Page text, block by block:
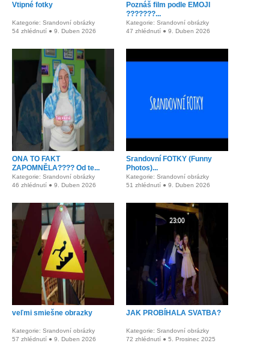
Vtipné fotky
Kategorie: Srandovní obrázky
54 zhlédnutí ● 9. Duben 2026
Poznáš film podle EMOJI
???????...
Kategorie: Srandovní obrázky
47 zhlédnutí ● 9. Duben 2026
ONA TO FAKT
ZAPOMNĚLA???? Od te...
Kategorie: Srandovní obrázky
46 zhlédnutí ● 9. Duben 2026
Srandovní FOTKY (Funny
Photos)...
Kategorie: Srandovní obrázky
51 zhlédnutí ● 9. Duben 2026
veľmi smiešne obrazky
Kategorie: Srandovní obrázky
57 zhlédnutí ● 9. Duben 2026
JAK PROBÍHALA SVATBA?
Kategorie: Srandovní obrázky
72 zhlédnutí ● 5. Prosinec 2025